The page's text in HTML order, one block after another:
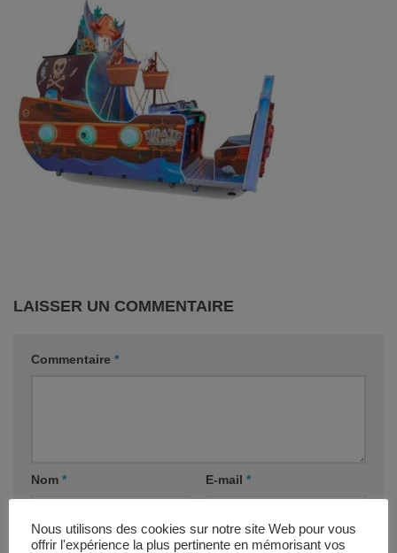
LAISSER UN COMMENTAIRE
Commentaire *
Nom * E-mail *
Site web
Nous utilisons des cookies sur notre site Web pour vous
offrir l'expérience la plus pertinente en mémorisant vos